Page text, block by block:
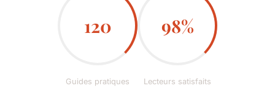
120
Guides pratiques
98%
Lecteurs satisfaits